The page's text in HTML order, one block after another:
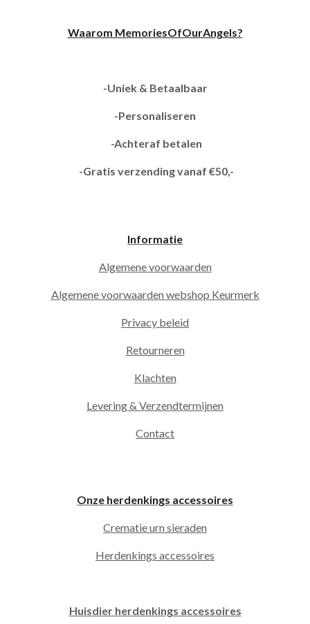
Waarom MemoriesOfOurAngels?
-Uniek & Betaalbaar
-Personaliseren
-Achteraf betalen
-Gratis verzending vanaf €50,-
Informatie
Algemene voorwaarden
Algemene voorwaarden webshop Keurmerk
Privacy beleid
Retourneren
Klachten
Levering & Verzendtermijnen
Contact
Onze herdenkings accessoires
Crematie urn sieraden
Herdenkings accessoires
Huisdier herdenkings accessoires